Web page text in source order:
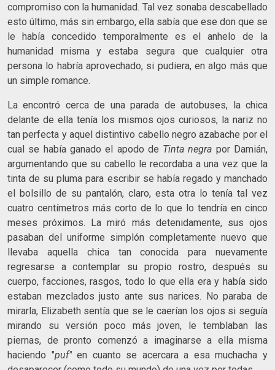
compromiso con la humanidad. Tal vez sonaba descabellado
esto último, más sin embargo, ella sabía que ese don que se
le había concedido temporalmente es el anhelo de la
humanidad misma y estaba segura que cualquier otra
persona lo habría aprovechado, si pudiera, en algo más que
un simple romance.
La encontró cerca de una parada de autobuses, la chica
delante de ella tenía los mismos ojos curiosos, la nariz no
tan perfecta y aquel distintivo cabello negro azabache por el
cual se había ganado el apodo de Tinta negra por Damián,
argumentando que su cabello le recordaba a una vez que la
tinta de su pluma para escribir se había regado y manchado
el bolsillo de su pantalón, claro, esta otra lo tenía tal vez
cuatro centímetros más corto de lo que lo tendría en cinco
meses próximos. La miró más detenidamente, sus ojos
pasaban del uniforme simplón completamente nuevo que
llevaba aquella chica tan conocida para nuevamente
regresarse a contemplar su propio rostro, después su
cuerpo, facciones, rasgos, todo lo que ella era y había sido
estaban mezclados justo ante sus narices. No paraba de
mirarla, Elizabeth sentía que se le caerían los ojos si seguía
mirando su versión poco más joven, le temblaban las
piernas, de pronto comenzó a imaginarse a ella misma
haciendo "puf"en cuanto se acercara a esa muchacha y